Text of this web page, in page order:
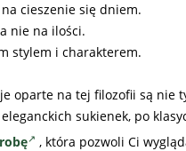
cieszenie się dniem.
nie na ilości.
stylem i charakterem.
oparte na tej filozofii są nie
sukienek, po
, która pozwoli Ci